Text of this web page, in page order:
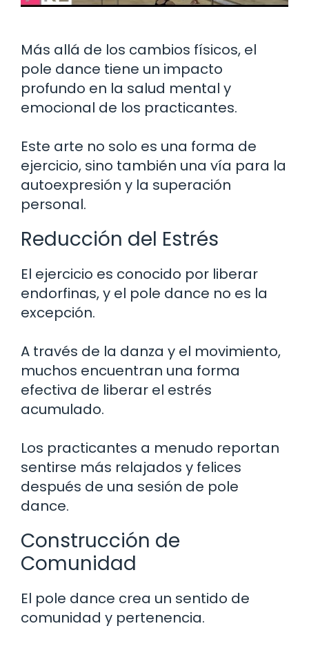
Más allá de los cambios físicos, el
pole dance tiene un impacto
profundo en la salud mental y
emocional de los practicantes.
Este arte no solo es una forma de
ejercicio, sino también una vía para la
autoexpresión y la superación
personal.
Reducción del Estrés
El ejercicio es conocido por liberar
endorfinas, y el pole dance no es la
excepción.
A través de la danza y el movimiento,
muchos encuentran una forma
efectiva de liberar el estrés
acumulado.
Los practicantes a menudo reportan
sentirse más relajados y felices
después de una sesión de pole
dance.
Construcción de
Comunidad
El pole dance crea un sentido de
comunidad y pertenencia.